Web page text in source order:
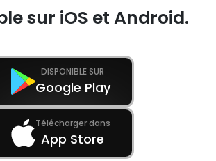
sur iOS et Android.
DISPONIBLE SUR
Google Play
Télécharger dans
App Store